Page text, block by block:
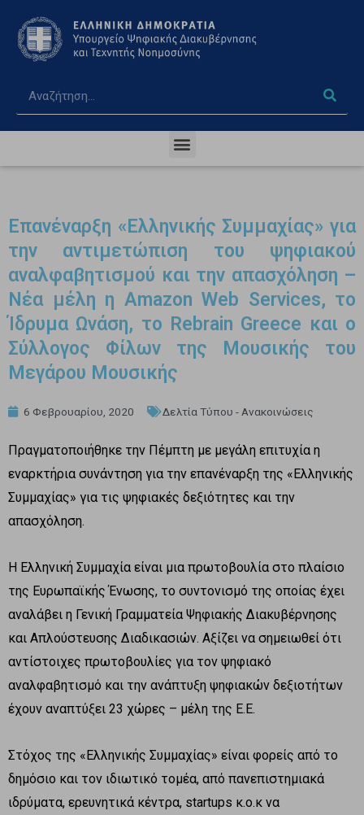
Επανέναρξη «Ελληνικής Συμμαχίας» για
την αντιμετώπιση του ψηφιακού
αναλφαβητισμού και την απασχόληση –
Νέα μέλη η Amazon Web Services, το
Ίδρυμα Ωνάση, το Rebrain Greece και ο
Σύλλογος Φίλων της Μουσικής του
Μεγάρου Μουσικής
6 Φεβρουαρίου, 2020 Δελτία Τύπου - Ανακοινώσεις
Πραγματοποιήθηκε την Πέμπτη με μεγάλη επιτυχία η
εναρκτήρια συνάντηση για την επανέναρξη της «Ελληνικής
Συμμαχίας» για τις ψηφιακές δεξιότητες και την
απασχόληση.
H Ελληνική Συμμαχία είναι μια πρωτοβουλία στο πλαίσιο
της Ευρωπαϊκής Ένωσης, το συντονισμό της οποίας έχει
αναλάβει η Γενική Γραμματεία Ψηφιακής Διακυβέρνησης
και Απλούστευσης Διαδικασιών. Αξίζει να σημειωθεί ότι
αντίστοιχες πρωτοβουλίες για τον ψηφιακό
αναλφαβητισμό και την ανάπτυξη ψηφιακών δεξιοτήτων
έχουν αναπτύξει 23 χώρες – μέλη της Ε.Ε.
Στόχος της «Ελληνικής Συμμαχίας» είναι φορείς από το
δημόσιο και τον ιδιωτικό τομέα, από πανεπιστημιακά
ιδρύματα, ερευνητικά κέντρα, startups κ.ο.κ να